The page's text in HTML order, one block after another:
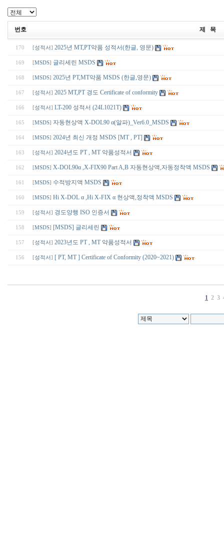
번호 제 목
170 [성적서] 2025년 MT,PT약품 성적서(한글, 영문)
169 [MSDS] 글리세린 MSDS
168 [MSDS] 2025년 PT,MT약품 MSDS (한글,영문)
167 [성적서] 2025 MT,PT 경도 Certificate of conformity
166 [성적서] LT-200 성적서 (24L1021T)
165 [MSDS] 자동현상액 X-DOL90 α(알파)_Ver6.0_MSDS
164 [MSDS] 2024년 최신 개정 MSDS [MT , PT]
163 [성적서] 2024년도 PT , MT 약품성적서
162 [MSDS] X-DOL90α ,X-FIX90 Part A,B 자동현상액,자동정착액 MSDS
161 [MSDS] 수적방지액 MSDS
160 [MSDS] Hi X-DOL α ,Hi X-FIX α 현상액,정착액 MSDS
159 [성적서] 경도양행 ISO 인증서
158 [MSDS] [MSDS] 글리세린
157 [성적서] 2023년도 PT , MT 약품성적서
156 [성적서] [ PT, MT ] Certificate of Conformity (2020~2021)
1 2 3